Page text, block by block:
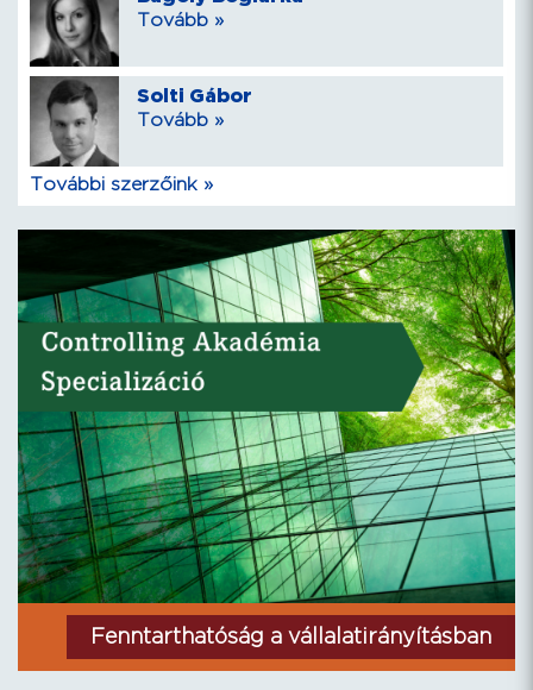
Tovább »
Solti Gábor
Tovább »
További szerzőink »
Fenntarthatóság a vállalatirányításban